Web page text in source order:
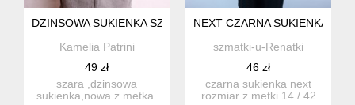
DZINSOWA SUKIENKA SZARA OKAY
Kamelia Patrini
49 zł
szara ,dzinsowa
sukienka,nowa z metka.
NEXT CZARNA SUKIENKA DO
szmatki-u-Renatki
46 zł
czarna sukienka next
rozmiar z metki 14 / 42